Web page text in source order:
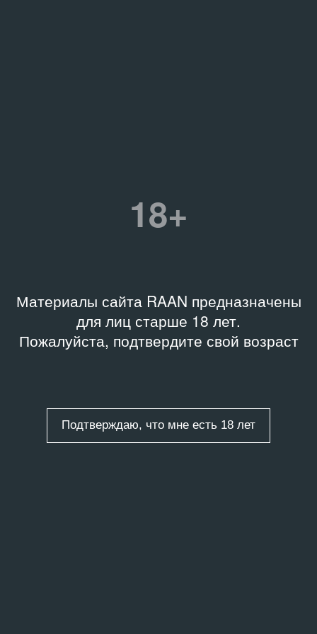
18+
Материалы сайта RAAN предназначены
для лиц старше 18 лет.
Пожалуйста, подтвердите свой возраст
Подтверждаю, что мне есть 18 лет